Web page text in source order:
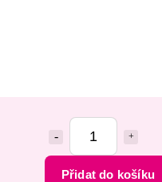
Přidat do košíku